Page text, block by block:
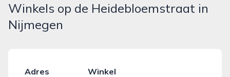
Winkels op de Heidebloemstraat in
Nijmegen
Adres
Winkel